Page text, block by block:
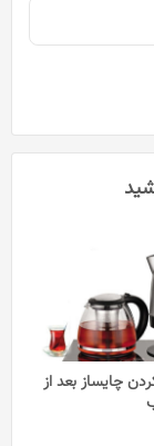
چایساز بعد از